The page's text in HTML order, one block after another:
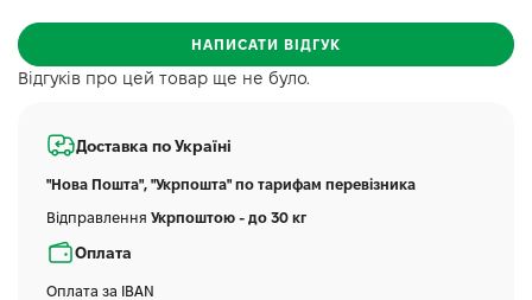
Відгуків про цей товар ще не було.
НАПИСАТИ ВІДГУК
Доставка по Україні
"Нова Пошта", "Укрпошта" по тарифам перевізника
Відправлення Укрпоштою - до 30 кг
Оплата
Оплата за IBAN